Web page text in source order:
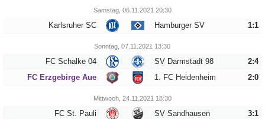
Fanzine
Bilderarchiv
Aue-
Fans
Samstag, 06.11.2021 20:30
Karlsruher SC Hamburger SV 1:1
Sonntag, 07.11.2021 13:30
FC Schalke 04 SV Darmstadt 98
2:4
FC Erzgebirge Aue
1. FC Heidenheim 2:0
Mittwoch, 24.11.2021 18:30
FC St. Pauli SV Sandhausen 3:1